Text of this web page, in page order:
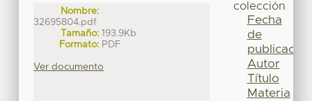
Nombre:
32695804.pdf
Tamaño: 193.9Kb
Formato: PDF
Ver documento
colección
Fecha
de
publicación
Autor
Título
Materia